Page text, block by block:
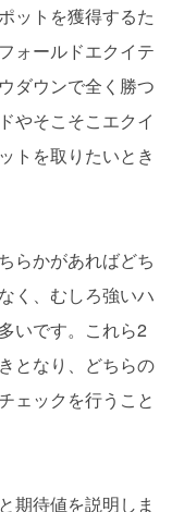
ットを獲得するた
ォールドエクイテ
ダウンで全く勝つ
やそこそこエクイ
トを取りたいとき
らかがあればどち
く、むしろ強いハ
いです。これら2
となり、どちらの
ェックを行うこと
期待値を説明しま